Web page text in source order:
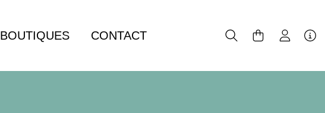
BOUTIQUES CONTACT